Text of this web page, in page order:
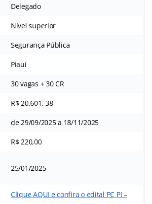
Delegado
Nível superior
Segurança Pública
Piauí
30 vagas + 30 CR
R$ 20.601, 38
de 29/09/2025 a 18/11/2025
R$ 220,00
25/01/2025
Clique AQUI e confira o edital PC PI –